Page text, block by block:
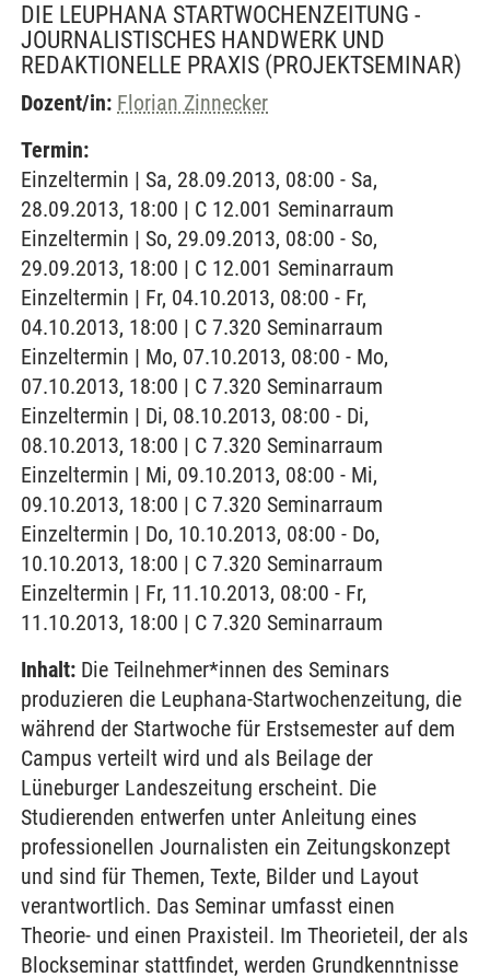
DIE LEUPHANA STARTWOCHENZEITUNG -
JOURNALISTISCHES HANDWERK UND
REDAKTIONELLE PRAXIS (PROJEKTSEMINAR)
Dozent/in: Florian Zinnecker
Termin:
Einzeltermin | Sa, 28.09.2013, 08:00 - Sa,
28.09.2013, 18:00 | C 12.001 Seminarraum
Einzeltermin | So, 29.09.2013, 08:00 - So,
29.09.2013, 18:00 | C 12.001 Seminarraum
Einzeltermin | Fr, 04.10.2013, 08:00 - Fr,
04.10.2013, 18:00 | C 7.320 Seminarraum
Einzeltermin | Mo, 07.10.2013, 08:00 - Mo,
07.10.2013, 18:00 | C 7.320 Seminarraum
Einzeltermin | Di, 08.10.2013, 08:00 - Di,
08.10.2013, 18:00 | C 7.320 Seminarraum
Einzeltermin | Mi, 09.10.2013, 08:00 - Mi,
09.10.2013, 18:00 | C 7.320 Seminarraum
Einzeltermin | Do, 10.10.2013, 08:00 - Do,
10.10.2013, 18:00 | C 7.320 Seminarraum
Einzeltermin | Fr, 11.10.2013, 08:00 - Fr,
11.10.2013, 18:00 | C 7.320 Seminarraum
Inhalt: Die Teilnehmer*innen des Seminars
produzieren die Leuphana-Startwochenzeitung, die
während der Startwoche für Erstsemester auf dem
Campus verteilt wird und als Beilage der
Lüneburger Landeszeitung erscheint. Die
Studierenden entwerfen unter Anleitung eines
professionellen Journalisten ein Zeitungskonzept
und sind für Themen, Texte, Bilder und Layout
verantwortlich. Das Seminar umfasst einen
Theorie- und einen Praxisteil. Im Theorieteil, der als
Blockseminar stattfindet, werden Grundkenntnisse